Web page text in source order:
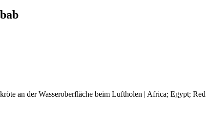
an der Wasseroberfläche beim Luftholen | Africa; Egypt; Red